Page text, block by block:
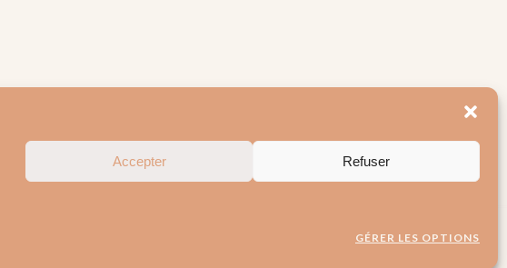
GÉRER LES OPTIONS
Accepter Refuser